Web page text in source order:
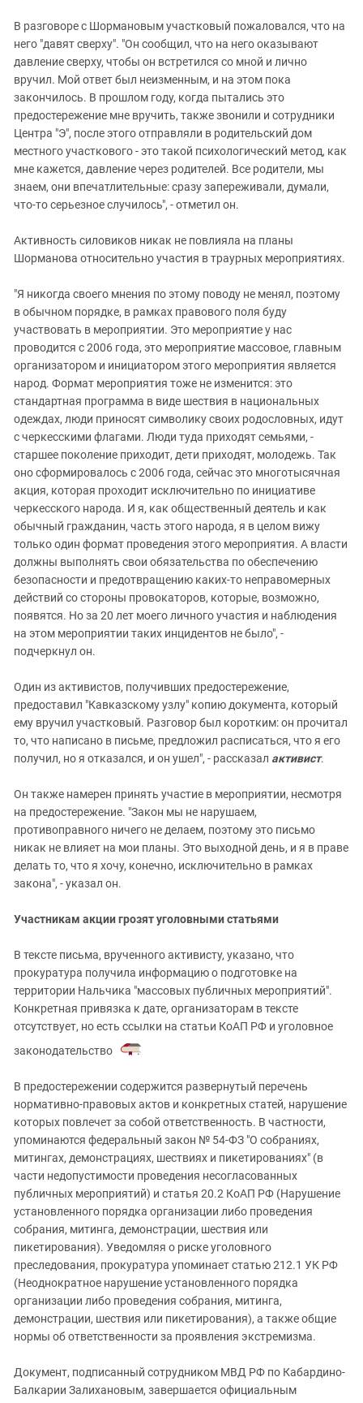
В разговоре с Шормановым участковый пожаловался, что на
него "давят сверху". "Он сообщил, что на него оказывают
давление сверху, чтобы он встретился со мной и лично
вручил. Мой ответ был неизменным, и на этом пока
закончилось. В прошлом году, когда пытались это
предостережение мне вручить, также звонили и сотрудники
Центра "Э", после этого отправляли в родительский дом
местного участкового - это такой психологический метод, как
мне кажется, давление через родителей. Все родители, мы
знаем, они впечатлительные: сразу запереживали, думали,
что-то серьезное случилось", - отметил он.
Активность силовиков никак не повлияла на планы
Шорманова относительно участия в траурных мероприятиях.
"Я никогда своего мнения по этому поводу не менял, поэтому
в обычном порядке, в рамках правового поля буду
участвовать в мероприятии. Это мероприятие у нас
проводится с 2006 года, это мероприятие массовое, главным
организатором и инициатором этого мероприятия является
народ. Формат мероприятия тоже не изменится: это
стандартная программа в виде шествия в национальных
одеждах, люди приносят символику своих родословных, идут
с черкесскими флагами. Люди туда приходят семьями, -
старшее поколение приходит, дети приходят, молодежь. Так
оно сформировалось с 2006 года, сейчас это многотысячная
акция, которая проходит исключительно по инициативе
черкесского народа. И я, как общественный деятель и как
обычный гражданин, часть этого народа, я в целом вижу
только один формат проведения этого мероприятия. А власти
должны выполнять свои обязательства по обеспечению
безопасности и предотвращению каких-то неправомерных
действий со стороны провокаторов, которые, возможно,
появятся. Но за 20 лет моего личного участия и наблюдения
на этом мероприятии таких инцидентов не было", -
подчеркнул он.
Один из активистов, получивших предостережение,
предоставил "Кавказскому узлу" копию документа, который
ему вручил участковый. Разговор был коротким: он прочитал
то, что написано в письме, предложил расписаться, что я его
получил, но я отказался, и он ушел", - рассказал активист.
Он также намерен принять участие в мероприятии, несмотря
на предостережение. "Закон мы не нарушаем,
противоправного ничего не делаем, поэтому это письмо
никак не влияет на мои планы. Это выходной день, и я в праве
делать то, что я хочу, конечно, исключительно в рамках
закона", - указал он.
Участникам акции грозят уголовными статьями
В тексте письма, врученного активисту, указано, что
прокуратура получила информацию о подготовке на
территории Нальчика "массовых публичных мероприятий".
Конкретная привязка к дате, организаторам в тексте
отсутствует, но есть ссылки на статьи КоАП РФ и уголовное
законодательство
.
В предостережении содержится развернутый перечень
нормативно-правовых актов и конкретных статей, нарушение
которых повлечет за собой ответственность. В частности,
упоминаются федеральный закон № 54-ФЗ "О собраниях,
митингах, демонстрациях, шествиях и пикетированиях" (в
части недопустимости проведения несогласованных
публичных мероприятий) и статья 20.2 КоАП РФ (Нарушение
установленного порядка организации либо проведения
собрания, митинга, демонстрации, шествия или
пикетирования). Уведомляя о риске уголовного
преследования, прокуратура упоминает статью 212.1 УК РФ
(Неоднократное нарушение установленного порядка
организации либо проведения собрания, митинга,
демонстрации, шествия или пикетирования), а также общие
нормы об ответственности за проявления экстремизма.
Документ, подписанный сотрудником МВД РФ по Кабардино-
Балкарии Залихановым, завершается официальным